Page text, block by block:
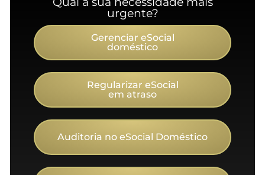
urgente?
Gerenciar eSocial
doméstico
Regularizar eSocial
em atraso
Auditoria no eSocial Doméstico